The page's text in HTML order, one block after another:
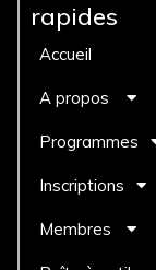
rapides
Accueil
A propos
Programmes
Inscriptions
Membres